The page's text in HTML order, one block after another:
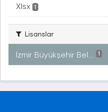
Xlsx 1
Lisanslar
İzmir Büyükşehir Bel... 1